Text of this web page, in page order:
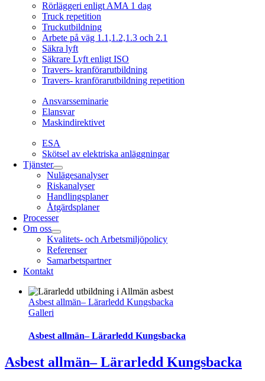
Rörläggeri enligt AMA 1 dag
Truck repetition
Truckutbildning
Arbete på väg 1.1,1.2,1.3 och 2.1
Säkra lyft
Säkrare Lyft enligt ISO
Travers- kranförarutbildning
Travers- kranförarutbildning repetition
Ansvarsseminarie
Elansvar
Maskindirektivet
ESA
Skötsel av elektriska anläggningar
Tjänster
Nulägesanalyser
Riskanalyser
Handlingsplaner
Åtgärdsplaner
Processer
Om oss
Kvalitets- och Arbetsmiljöpolicy
Referenser
Samarbetspartner
Kontakt
Asbest allmän– Lärarledd Kungsbacka
Galleri
Asbest allmän– Lärarledd Kungsbacka
Asbest allmän– Lärarledd Kungsbacka